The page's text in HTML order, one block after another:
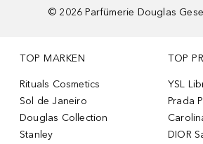
© 2026 Parfümerie Douglas
TOP MARKEN
Rituals Cosmetics
Sol de Janeiro
Douglas Collection
Stanley
TOP
YSL
Prada
DIOR